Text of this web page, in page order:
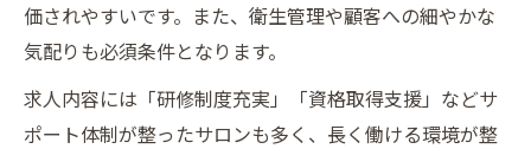
価されやすいです。また、衛生管理や顧客への細やかな
気配りも必須条件となります。
求人内容には「研修制度充実」「資格取得支援」などサ
ポート体制が整ったサロンも多く、長く働ける環境が整